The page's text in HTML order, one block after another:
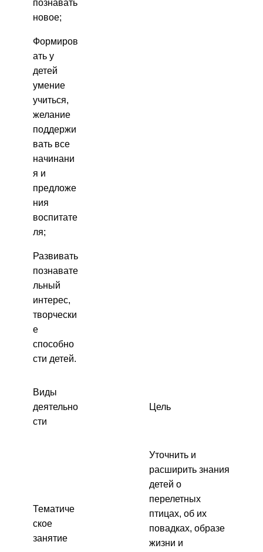
познавать
новое;
Формиров
ать у
детей
умение
учиться,
желание
поддержи
вать все
начинани
я и
предложе
ния
воспитате
ля;
Развивать
познавате
льный
интерес,
творчески
е
способно
сти детей.
Виды
деятельно
сти
Цель
Тематиче
ское
занятие
Уточнить и
расширить знания
детей о
перелетных
птицах, об их
повадках, образе
жизни и